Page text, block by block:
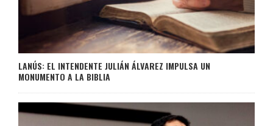
LANÚS: EL INTENDENTE JULIÁN ÁLVAREZ IMPULSA UN
MONUMENTO A LA BIBLIA